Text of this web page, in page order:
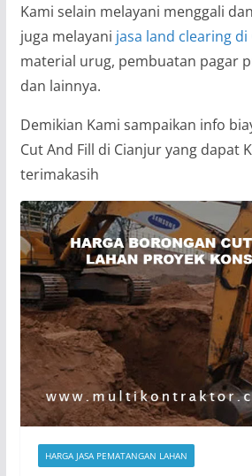
Kami selain melayani menggali
juga melayani jasa land clearing di
material urug, pembuatan pagar
dan lainnya.
Demikian Kami sampaikan info
Cut And Fill di Cianjur yang dapat
terimakasih
HARGA JASA PEMATANGAN LAHAN